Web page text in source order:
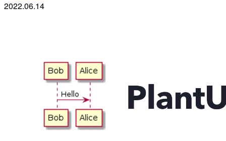
2022.06.14